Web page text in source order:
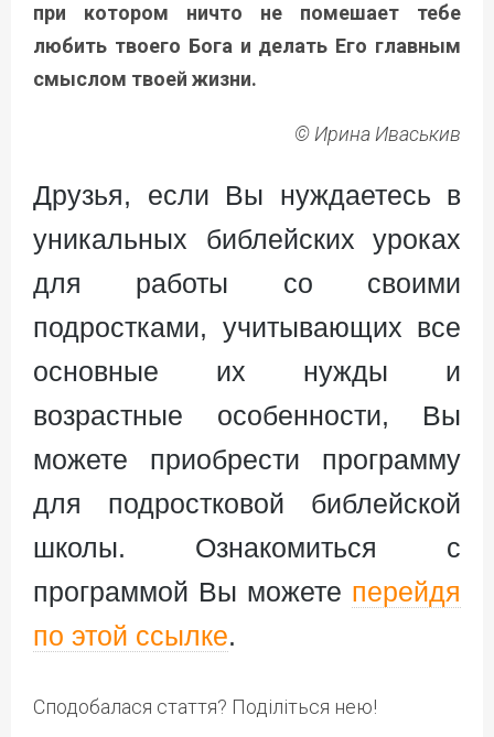
при котором ничто не помешает тебе
любить твоего Бога и делать Его главным
смыслом твоей жизни.
© Ирина Иваськив
Друзья, если Вы нуждаетесь в
уникальных библейских уроках
для работы со своими
подростками, учитывающих все
основные их нужды и
возрастные особенности, Вы
можете приобрести программу
для подростковой библейской
школы. Ознакомиться с
программой Вы можете перейдя
по этой ссылке.
Сподобалася стаття? Поділіться нею!